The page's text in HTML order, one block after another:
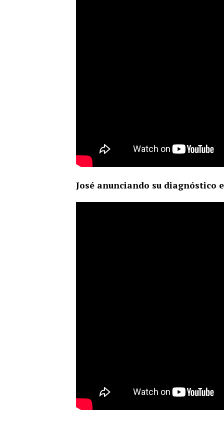
José anunciando su diagnóstico